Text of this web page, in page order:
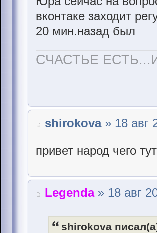
вконтаке заходит
20 мин.назад был
СЧАСТЬЕ
shirokova» 18 авг
привет народ чего
Legenda» 18 авг
shirokova